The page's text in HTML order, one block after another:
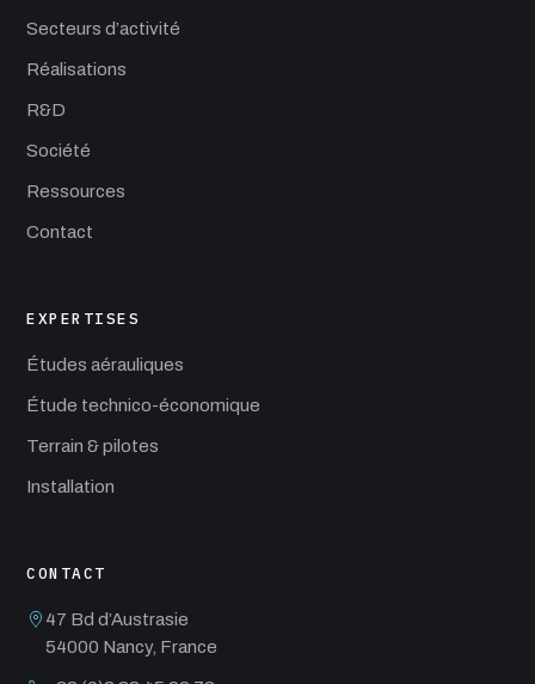
Secteurs d’activité
Réalisations
R&D
Société
Ressources
Contact
EXPERTISES
Études aérauliques
Étude technico-économique
Terrain & pilotes
Installation
CONTACT
47 Bd d’Austrasie
54000 Nancy, France